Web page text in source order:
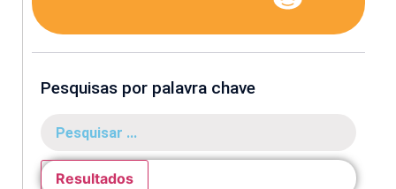
Pesquisas por palavra chave
Resultados